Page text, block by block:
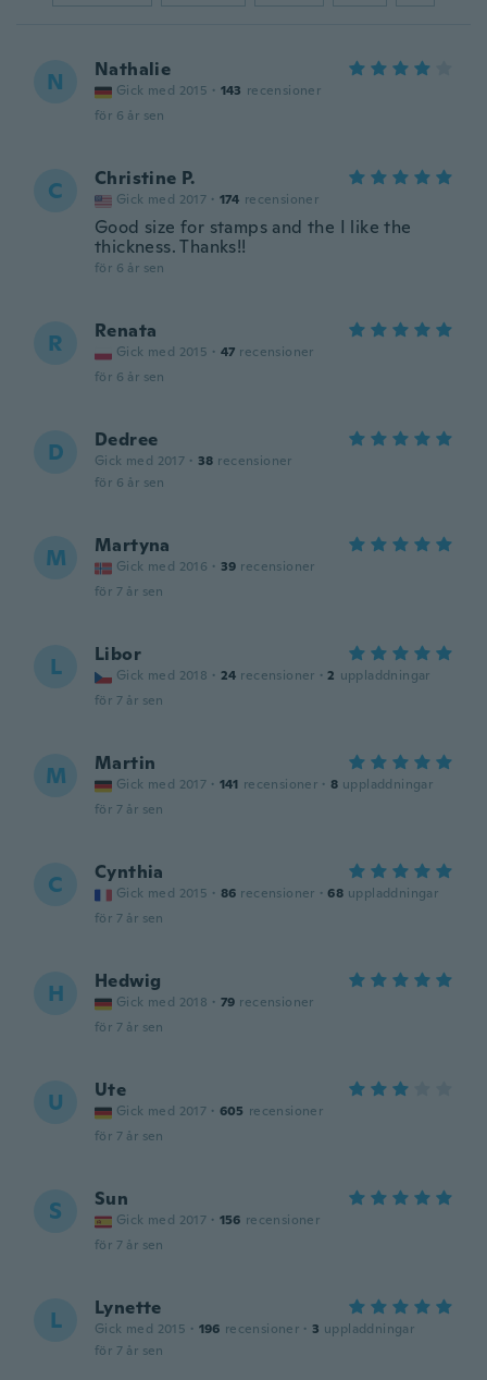
N Nathalie
Gick med 2015 · 143 recensioner
för 6 år sen
C Christine​ P.
Gick med 2017 · 174 recensioner
Good size for stamps and the I like the
thickness. Thanks!!
för 6 år sen
R Renata
Gick med 2015 · 47 recensioner
för 6 år sen
D Dedree
Gick med 2017 · 38 recensioner
för 6 år sen
M Martyna
Gick med 2016 · 39 recensioner
för 7 år sen
L Libor
Gick med 2018 · 24 recensioner · 2 uppladdningar
för 7 år sen
M Martin
Gick med 2017 · 141 recensioner · 8 uppladdningar
för 7 år sen
C Cynthia
Gick med 2015 · 86 recensioner · 68 uppladdningar
för 7 år sen
H Hedwig
Gick med 2018 · 79 recensioner
för 7 år sen
U Ute
Gick med 2017 · 605 recensioner
för 7 år sen
S Sun
Gick med 2017 · 156 recensioner
för 7 år sen
L Lynette
Gick med 2015 · 196 recensioner · 3 uppladdningar
för 7 år sen